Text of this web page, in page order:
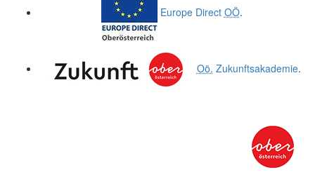
Europe Direct OÖ.
Oö. Zukunftsakademie.